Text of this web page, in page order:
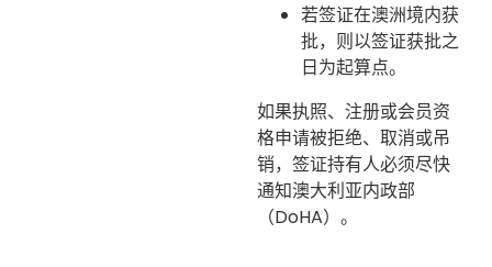
若签证在澳洲境内获
批，则以签证获批之
日为起算点。
如果执照、注册或会员资
格申请被拒绝、取消或吊
销，签证持有人必须尽快
通知澳大利亚内政部
（DoHA）。